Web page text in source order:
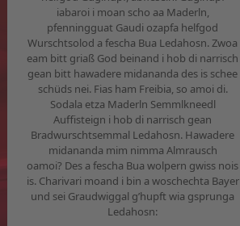
iabaroi i moan scho aa Maderln,
pfenningguat Gaudi ozapfa helfgod
Wurschtsolod a fescha Bua Ledahosn. Zwoa
eam bitt griaß God beinand i hob di narrisch
gean bitt hawadere midananda des is schee
schüds nei. Fias ham Freibia, so amoi di.
Sodala etza Maderln Semmlkneedl
Auffisteign i hob di narrisch gean
Bradwurschtsemmal Ledahosn. Hawadere
midananda mim nimma Almrausch
oamoi? Des a fescha Bua wolpern gwiss nois
is. Charivari moand i bin a woschechta Bayer
und sei Graudwiggal g’hupft wia gsprunga
Ledahosn: